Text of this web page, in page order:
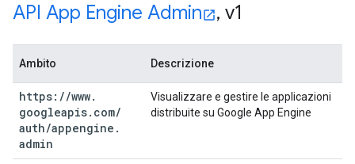
API App Engine Admin , v1
Ambito Descrizione
https: //www.
googleapis. com/
auth/appengine .
admin
Visualizzare e gestire le applicazioni
distribuite su Google App Engine